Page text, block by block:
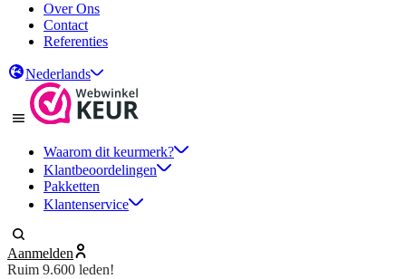
Over Ons
Contact
Referenties
Nederlands
Waarom dit keurmerk?
Klantbeoordelingen
Pakketten
Klantenservice
Aanmelden
Ruim 9.600 leden!